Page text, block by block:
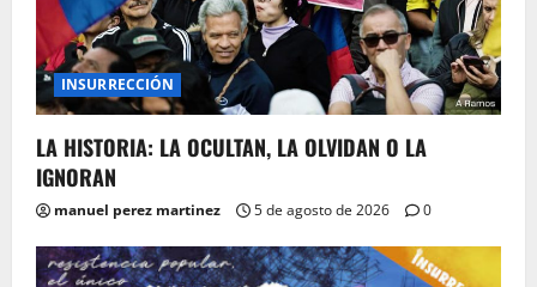
INSURRECCIÓN
LA HISTORIA: LA OCULTAN, LA OLVIDAN O LA
IGNORAN
manuel perez martinez 5 de agosto de 2026 0